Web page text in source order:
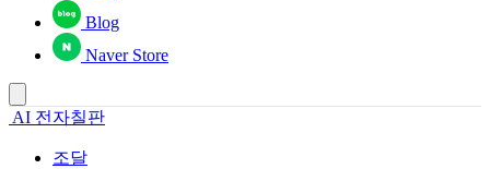
Blog
Naver Store
AI 전자칠판
조달